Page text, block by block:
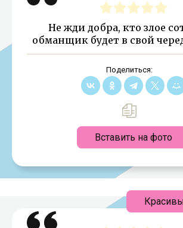
Не жди добра, кто злое
обманщик будет в свой
Поделиться:
Вставить на фото